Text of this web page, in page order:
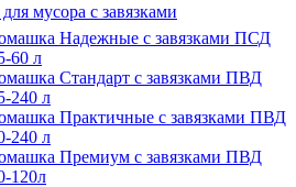
мусора с завязками
Надежные с завязками ПСД
60 л
Стандарт с завязками ПВД
240 л
Практичные с завязками ПВД
240 л
Премиум с завязками ПВД
120л